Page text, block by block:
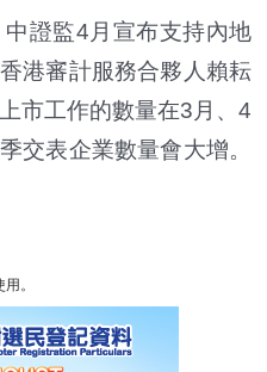
證監4月宣布支持內地
港審計服務合夥人賴耘
市工作的數量在3月、4
交表企業數量會大增。
。